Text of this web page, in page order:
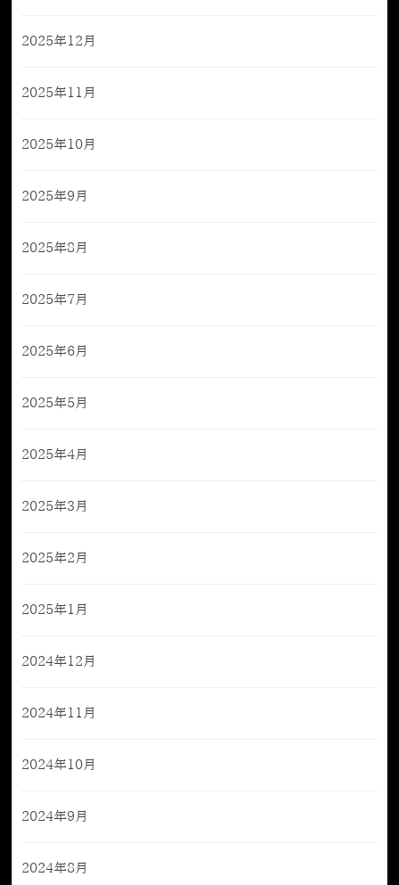
2025年12月
2025年11月
2025年10月
2025年9月
2025年8月
2025年7月
2025年6月
2025年5月
2025年4月
2025年3月
2025年2月
2025年1月
2024年12月
2024年11月
2024年10月
2024年9月
2024年8月